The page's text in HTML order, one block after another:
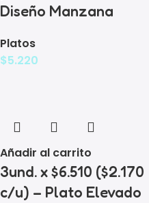
Diseño Manzana
Platos
$5.220
Añadir al carrito
3und. x $6.510 ($2.170
c/u) – Plato Elevado